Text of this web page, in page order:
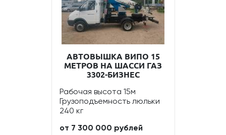
АВТОВЫШКА ВИПО 15
МЕТРОВ НА ШАССИ ГАЗ
3302-БИЗНЕС
Рабочая высота 15м
Грузоподъемность люльки
240 кг
от 7 300 000 рублей